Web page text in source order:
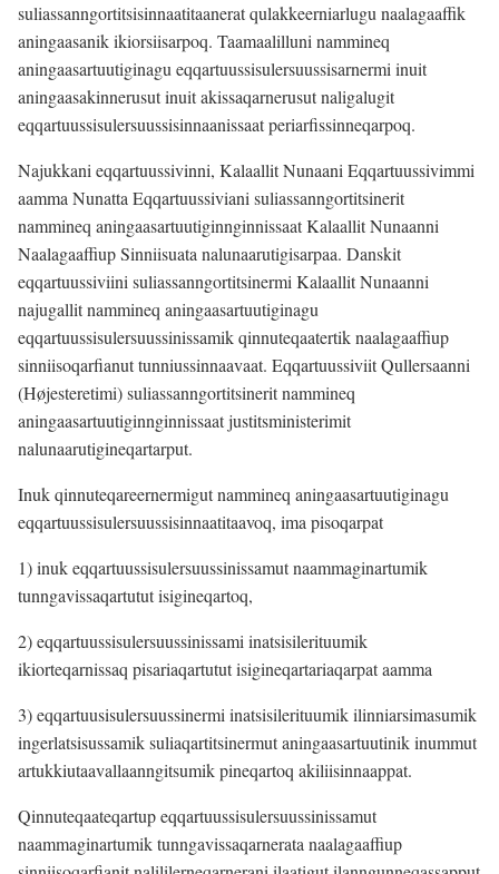
suliassanngortitsisinnaatitaanerat qulakkeerniarlugu naalagaaffik
aningaasanik ikiorsiisarpoq. Taamaalilluni nammineq
aningaasartuutiginagu eqqartuussisulersuussisarnermi inuit
aningaasakinnerusut inuit akissaqarnerusut naligalugit
eqqartuussisulersuussisinnaanissaat periarfissinneqarpoq.
Najukkani eqqartuussivinni, Kalaallit Nunaani Eqqartuussivimmi
aamma Nunatta Eqqartuussiviani suliassanngortitsinerit
nammineq aningaasartuutiginnginnissaat Kalaallit Nunaanni
Naalagaaffiup Sinniisuata nalunaarutigisarpaa. Danskit
eqqartuussiviini suliassanngortitsinermi Kalaallit Nunaanni
najugallit nammineq aningaasartuutiginagu
eqqartuussisulersuussinissamik qinnuteqaatertik naalagaaffiup
sinniisoqarfianut tunniussinnaavaat. Eqqartuussiviit Qullersaanni
(Højesteretimi) suliassanngortitsinerit nammineq
aningaasartuutiginnginnissaat justitsministerimit
nalunaarutigineqartarput.
Inuk qinnuteqareernermigut nammineq aningaasartuutiginagu
eqqartuussisulersuussisinnaatitaavoq, ima pisoqarpat
1) inuk eqqartuussisulersuussinissamut naammaginartumik
tunngavissaqartutut isigineqartoq,
2) eqqartuussisulersuussinissami inatsisilerituumik
ikiorteqarnissaq pisariaqartutut isigineqartariaqarpat aamma
3) eqqartuusisulersuussinermi inatsisilerituumik ilinniarsimasumik
ingerlatsisussamik suliaqartitsinermut aningaasartuutinik inummut
artukkiutaavallaanngitsumik pineqartoq akiliisinnaappat.
Qinnuteqaateqartup eqqartuussisulersuussinissamut
naammaginartumik tunngavissaqarnerata naalagaaffiup